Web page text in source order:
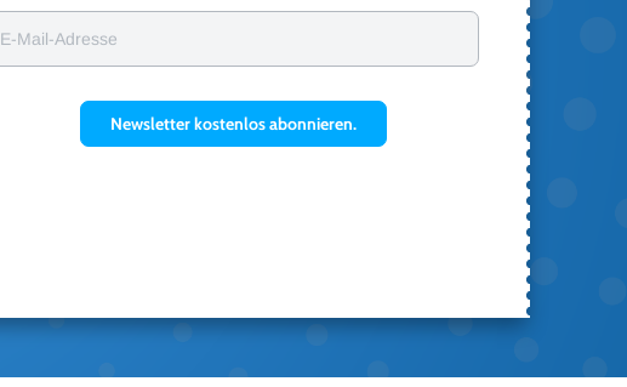
E-Mail-Adresse
Newsletter kostenlos abonnieren.